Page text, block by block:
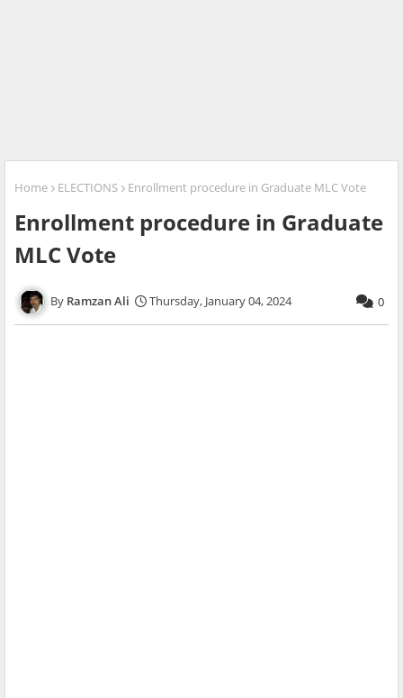
Home ELECTIONS Enrollment procedure in Graduate MLC Vote
Enrollment procedure in Graduate
MLC Vote
Ramzan Ali Thursday, January 04, 2024 0